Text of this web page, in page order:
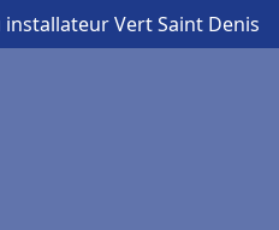
installateur Vert Saint Denis